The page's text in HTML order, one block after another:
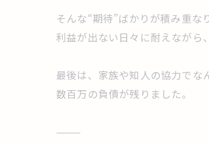
そんな“期待”ばかりが積み重な
利益が出ない日々に耐えながら
最後は、家族や知人の協力で
数百万の負債が残りました。
⸻